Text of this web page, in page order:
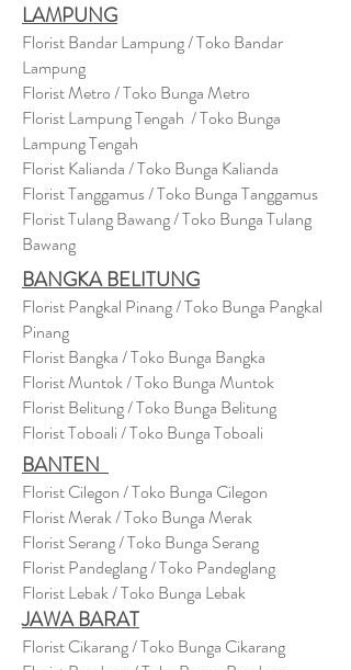
LAMPUNG
Florist Bandar Lampung / Toko Bandar
Lampung
Florist Metro / Toko Bunga Metro
Florist Lampung Tengah / Toko Bunga
Lampung Tengah
Florist Kalianda / Toko Bunga Kalianda
Florist Tanggamus / Toko Bunga Tanggamus
Florist Tulang Bawang / Toko Bunga Tulang
Bawang
BANGKA BELITUNG
Florist Pangkal Pinang / Toko Bunga Pangkal
Pinang
Florist Bangka / Toko Bunga Bangka
Florist Muntok / Toko Bunga Muntok
Florist Belitung / Toko Bunga Belitung
Florist Toboali / Toko Bunga Toboali
BANTEN
Florist Cilegon / Toko Bunga Cilegon
Florist Merak / Toko Bunga Merak
Florist Serang / Toko Bunga Serang
Florist Pandeglang / Toko Pandeglang
Florist Lebak / Toko Bunga Lebak
JAWA BARAT
Florist Cikarang/ Toko Bunga Cikarang